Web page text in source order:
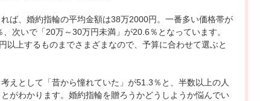
ば、婚約指輪の平均金額は38万2000円。一番多い価格帯が
、次いで「20万～30万円未満」が20.6％となっています。
以上するものまでさまざまなので、予算に合わせて選ぶと
えとして「昔から憧れていた」が51.3％と、半数以上の人
がわかります。婚約指輪を贈ろうかどうしようか悩んでい